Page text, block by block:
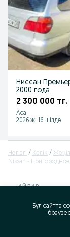
Ниссан
2000 года
2 300 000 тг.
Аса
2026 ж. 16 шілде
Негізгі Көлік
Nissan - Пригородное
АЙДАР
388721027
Бұл сайтта